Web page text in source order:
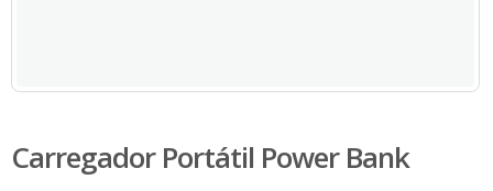
Carregador Portátil Power Bank